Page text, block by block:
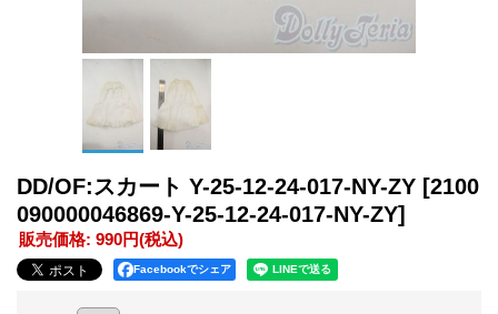
DD/OF:スカート Y-25-12-24-017-NY-ZY [2100
090000046869-Y-25-12-24-017-NY-ZY]
販売価格: 990円(税込)
Facebookでシェア